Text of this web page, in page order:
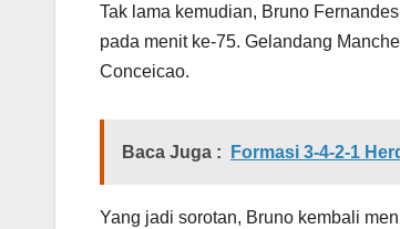
Tak lama kemudian, Bruno
pada menit ke-75. Gelandang
Conceicao.
Baca Juga : Formasi 3-4-2-1
Yang jadi sorotan, Bruno kembali